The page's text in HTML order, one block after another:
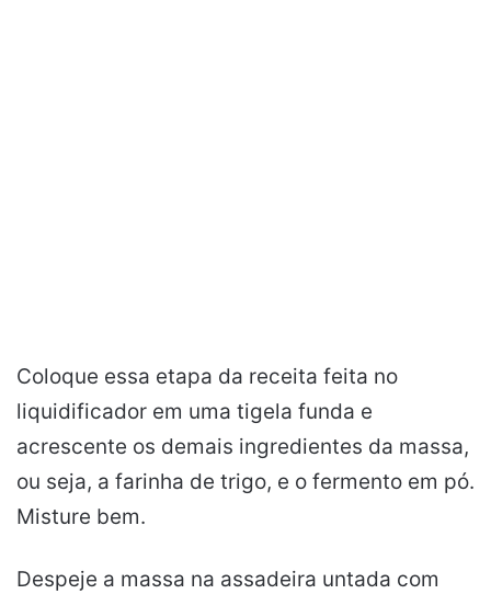
Coloque essa etapa da receita feita no
liquidificador em uma tigela funda e
acrescente os demais ingredientes da massa,
ou seja, a farinha de trigo, e o fermento em pó.
Misture bem.
Despeje a massa na assadeira untada com